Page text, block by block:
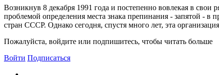
Bозникнув 8 декабря 1991 года и постепенно вовлекая в
проблемой определения места знака препинания - запятой - в
стран СССР. Однако сегодня, спустя много лет, эта
Пожалуйста, войдите или подпишитесь, чтобы читать больше
Войти Подписаться